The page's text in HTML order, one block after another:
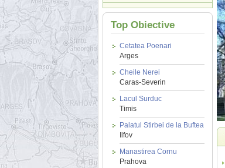
Top Obiective
Cetatea Poenari
Arges
Cheile Nerei
Caras-Severin
Lacul Surduc
Timis
Palatul Stirbei de la Buftea
Ilfov
Manastirea Cornu
Prahova